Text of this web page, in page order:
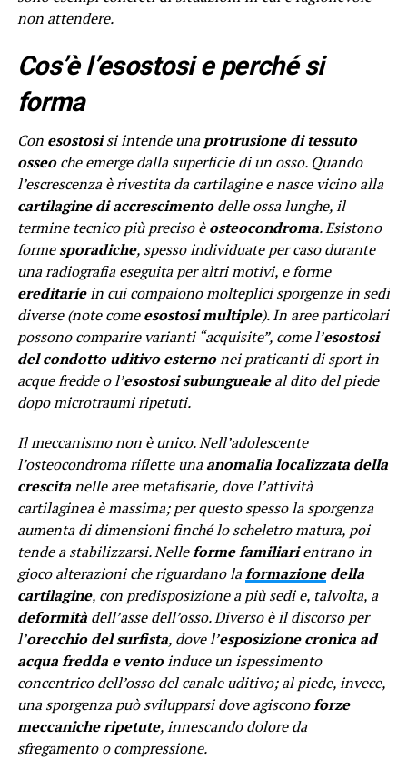
non attendere.
Cos’è l’esostosi e perché si
forma
Con esostosisi intende unaprotrusione di tessuto
osseoche emerge dalla superficie di un osso. Quando
l’escrescenza è rivestita da cartilagine e nasce vicino alla
cartilagine di accrescimentodelle ossa lunghe, il
termine tecnico più preciso èosteocondroma. Esistono
formesporadiche, spesso individuate per caso durante
una radiografia eseguita per altri motivi, e forme
ereditariein cui compaiono molteplici sporgenze in sedi
diverse (note comeesostosi multiple). In aree particolari
possono comparire varianti “acquisite”, come l’esostosi
del condotto uditivo esternonei praticanti di sport in
acque fredde o l’esostosi subunguealeal dito del piede
dopo microtraumi ripetuti.
Il meccanismo non è unico. Nell’adolescente
l’osteocondroma riflette unaanomalia localizzata della
crescitanelle aree metafisarie, dove l’attività
cartilaginea è massima; per questo spesso la sporgenza
aumenta di dimensioni finché lo scheletro matura, poi
tende a stabilizzarsi. Nelleforme familiarientrano in
gioco alterazioni che riguardano laformazionedella
cartilagine, con predisposizione a più sedi e, talvolta, a
deformitàdell’asse dell’osso. Diverso è il discorso per
l’orecchio del surfista, dove l’esposizione cronica ad
acqua fredda e ventoinduce un ispessimento
concentrico dell’osso del canale uditivo; al piede, invece,
una sporgenza può svilupparsi dove agisconoforze
meccaniche ripetute, innescando dolore da
sfregamento o compressione.